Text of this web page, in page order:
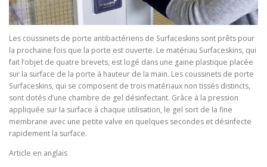
Les coussinets de porte antibactériens de Surfaceskins sont prêts pour
la prochaine fois que la porte est ouverte. Le matériau Surfaceskins, qui
fait l’objet de quatre brevets, est logé dans une gaine plastique placée
sur la surface de la porte à hauteur de la main. Les coussinets de porte
Surfaceskins, qui se composent de trois matériaux non tissés distincts,
sont dotés d’une chambre de gel désinfectant. Grâce à la pression
appliquée sur la surface à chaque utilisation, le gel sort de la fine
membrane avec une petite valve en quelques secondes et désinfecte
rapidement la surface.
Article en anglais